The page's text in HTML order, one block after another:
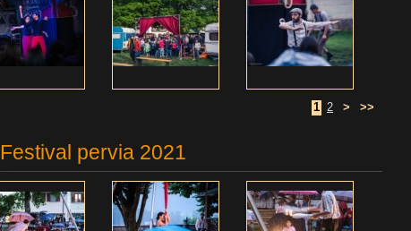
1 2 > >>
Festival pervia 2021